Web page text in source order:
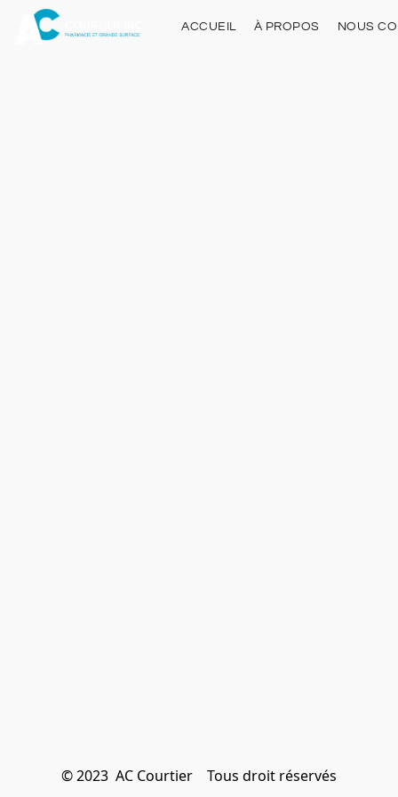
ACCUEIL À PROPOS NOUS
© 2023  AC Courtier    Tous droit réservés